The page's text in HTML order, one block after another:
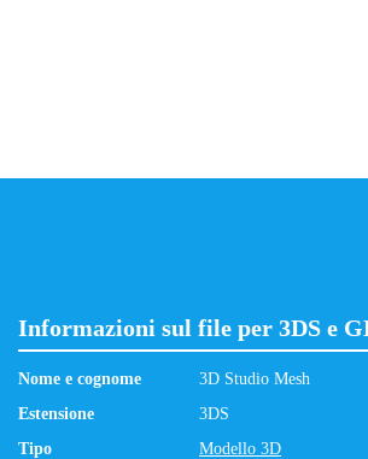
Informazioni sul file per 3DS e
Nome e cognome
3D Studio Mesh
Estensione
3DS
Tipo
Modello 3D